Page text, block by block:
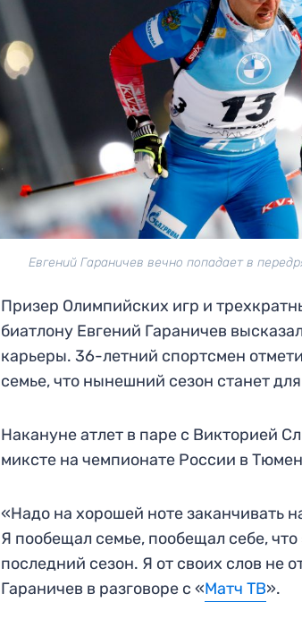
Евгений Гараничев вечно попадает в
Призер Олимпийских игр и
биатлону Евгений Гараничев
карьеры. 36-летний спортсмен
семье, что нынешний сезон станет
Накануне атлет в паре с Викторией
миксте на чемпионате России в
«Надо на хорошей ноте заканчивать
Я пообещал семье, пообещал себе, что
последний сезон. Я от своих слов не
Гараничев в разговоре с «Матч ТВ».